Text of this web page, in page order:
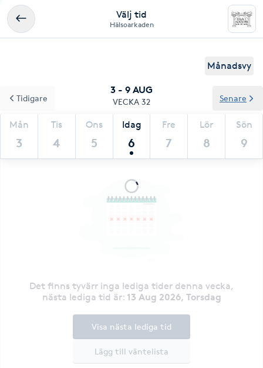
Välj tid
Hälsoarkaden
Månadsvy
3 - 9 AUG
VECKA 32
Mån
3
Tis
4
Ons
5
Idag
6
Fre
7
Lör
8
Sön
9
Tidigare Senare
Det finns tyvärr inga lediga tider denna vecka,
nästa lediga tid är: 13 Aug 2026, Torsdag
Lägg till väntelista
Visa nästa lediga tid